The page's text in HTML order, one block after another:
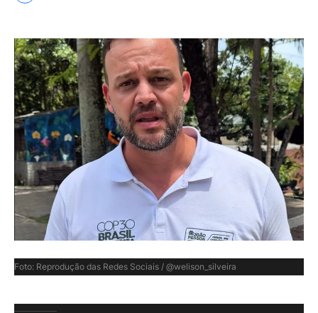
Foto: Reprodução das Redes Sociais / @welison_silveira